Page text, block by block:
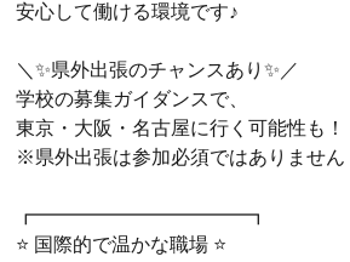
安心して働ける環境です♪
＼✨県外出張のチャンスあり✨／
学校の募集ガイダンスで、
東京・大阪・名古屋に行く可能性も！
※県外出張は参加必須ではありません
┏━━━━━━━━━━━┓
⭐ 国際的で温かな職場 ⭐